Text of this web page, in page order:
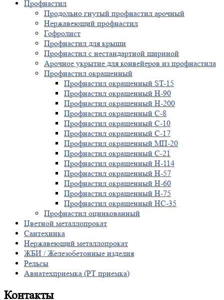
Профнастил
Продольно гнутый профнастил арочный
Нержавеющий профнастил
Гофролист
Профнастил для крыши
Профнастил с нестандартной шириной
Арочное укрытие для конвейеров из профнастила
Профнастил окрашенный
Профнастил окрашенный ST-15
Профнастил окрашенный Н-90
Профнастил окрашенный Н-200
Профнастил окрашенный С-8
Профнастил окрашенный С-10
Профнастил окрашенный С-17
Профнастил окрашенный МП-20
Профнастил окрашенный С-21
Профнастил окрашенный Н-114
Профнастил окрашенный Н-57
Профнастил окрашенный Н-60
Профнастил окрашенный Н-75
Профнастил окрашенный НС-35
Профнастил оцинкованный
Цветной металлопрокат
Сантехника
Нержавеющий металлопрокат
ЖБИ / Железобетонные изделия
Рельсы
Авиатехприемка (РТ приемка)
Контакты